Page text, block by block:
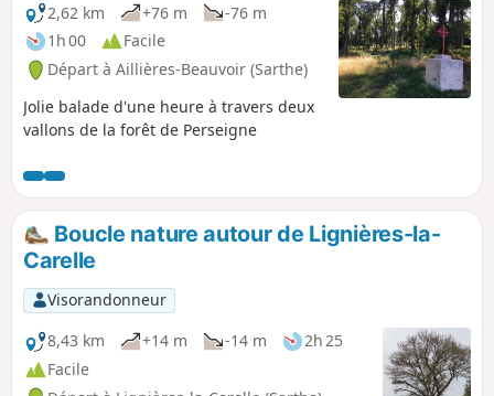
2,62 km
+76 m
-76 m
1h 00
Facile
Départ à Aillières-Beauvoir (Sarthe)
Jolie balade d'une heure à travers deux
vallons de la forêt de Perseigne
Boucle nature autour de Lignières-la-
Carelle
Visorandonneur
8,43 km
+14 m -14 m
2h 25
Facile